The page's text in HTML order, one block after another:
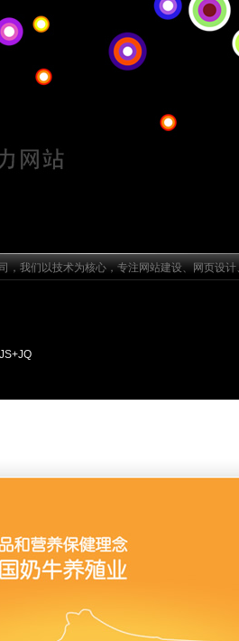
我们以技术为核心，专注网站建设、网页设计